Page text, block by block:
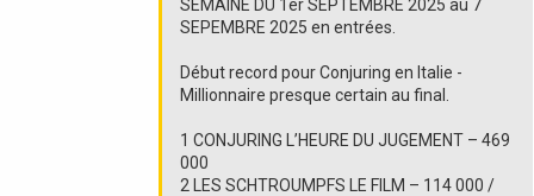
SEMAINE DU 1er SEPTEMBRE 2025 au 7
SEPEMBRE 2025 en entrées.
Début record pour Conjuring en Italie -
Millionnaire presque certain au final.
1 CONJURING L’HEURE DU JUGEMENT – 469
000
2 LES SCHTROUMPFS LE FILM – 114 000 /